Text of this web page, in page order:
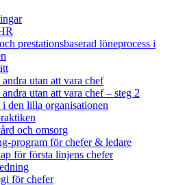
prestationsbaserad löneprocess i
utan att vara chef
utan att vara chef – steg 2
den lilla organisationen
och omsorg
program för chefer & ledare
för första linjens chefer
för chefer